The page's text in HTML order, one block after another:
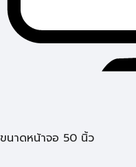
ขนาดหน้าจอ 50 นิ้ว